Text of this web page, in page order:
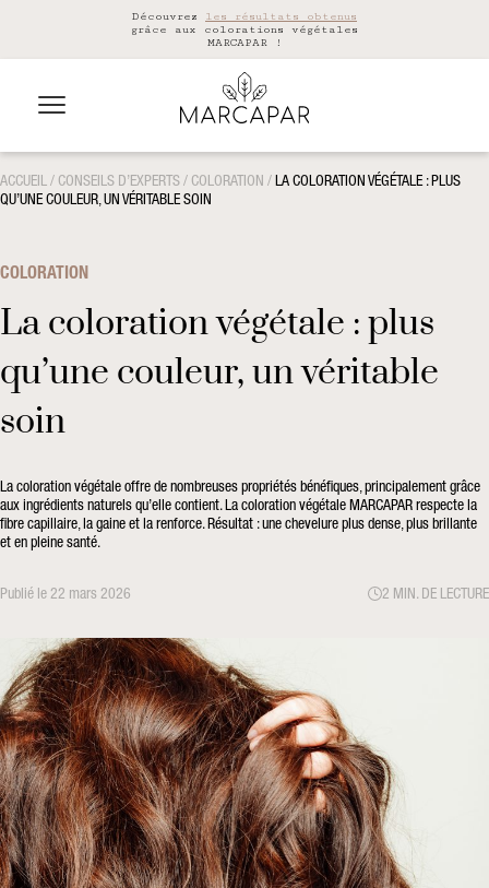
Découvrez les résultats obtenus
grâce aux colorations végétales
MARCAPAR !
ACCUEIL / CONSEILS D’EXPERTS / COLORATION / LA COLORATION VÉGÉTALE : PLUS
QU’UNE COULEUR, UN VÉRITABLE SOIN
COLORATION
La coloration végétale : plus
qu’une couleur, un véritable
soin
La coloration végétale offre de nombreuses propriétés bénéfiques, principalement grâce
aux ingrédients naturels qu’elle contient. La coloration végétale MARCAPAR respecte la
fibre capillaire, la gaine et la renforce. Résultat : une chevelure plus dense, plus brillante
et en pleine santé.
Publié le 22 mars 2026 2 MIN. DE LECTURE